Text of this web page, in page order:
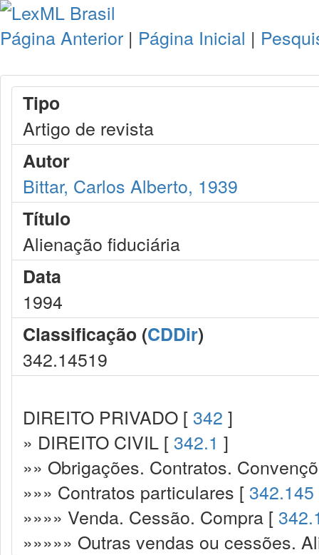
Página Anterior | Página Inicial |
Tipo
Artigo de revista
Autor
Bittar, Carlos Alberto, 1939
Título
Alienação fiduciária
Data
1994
Classificação (CDDir)
342.14519
DIREITO PRIVADO [ 342 ]
» DIREITO CIVIL [ 342.1 ]
»» Obrigações. Contratos.
»»» Contratos particulares [ 342.145
»»»» Venda. Cessão. Compra [
»»»»» Outras vendas ou cessões.